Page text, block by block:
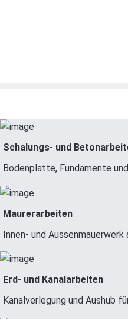
Schalungs- und
Bodenplatte, Fundamente
Maurerarbeiten
Innen- und
Erd- und Kanalarbeiten
Kanalverlegung und Aushub